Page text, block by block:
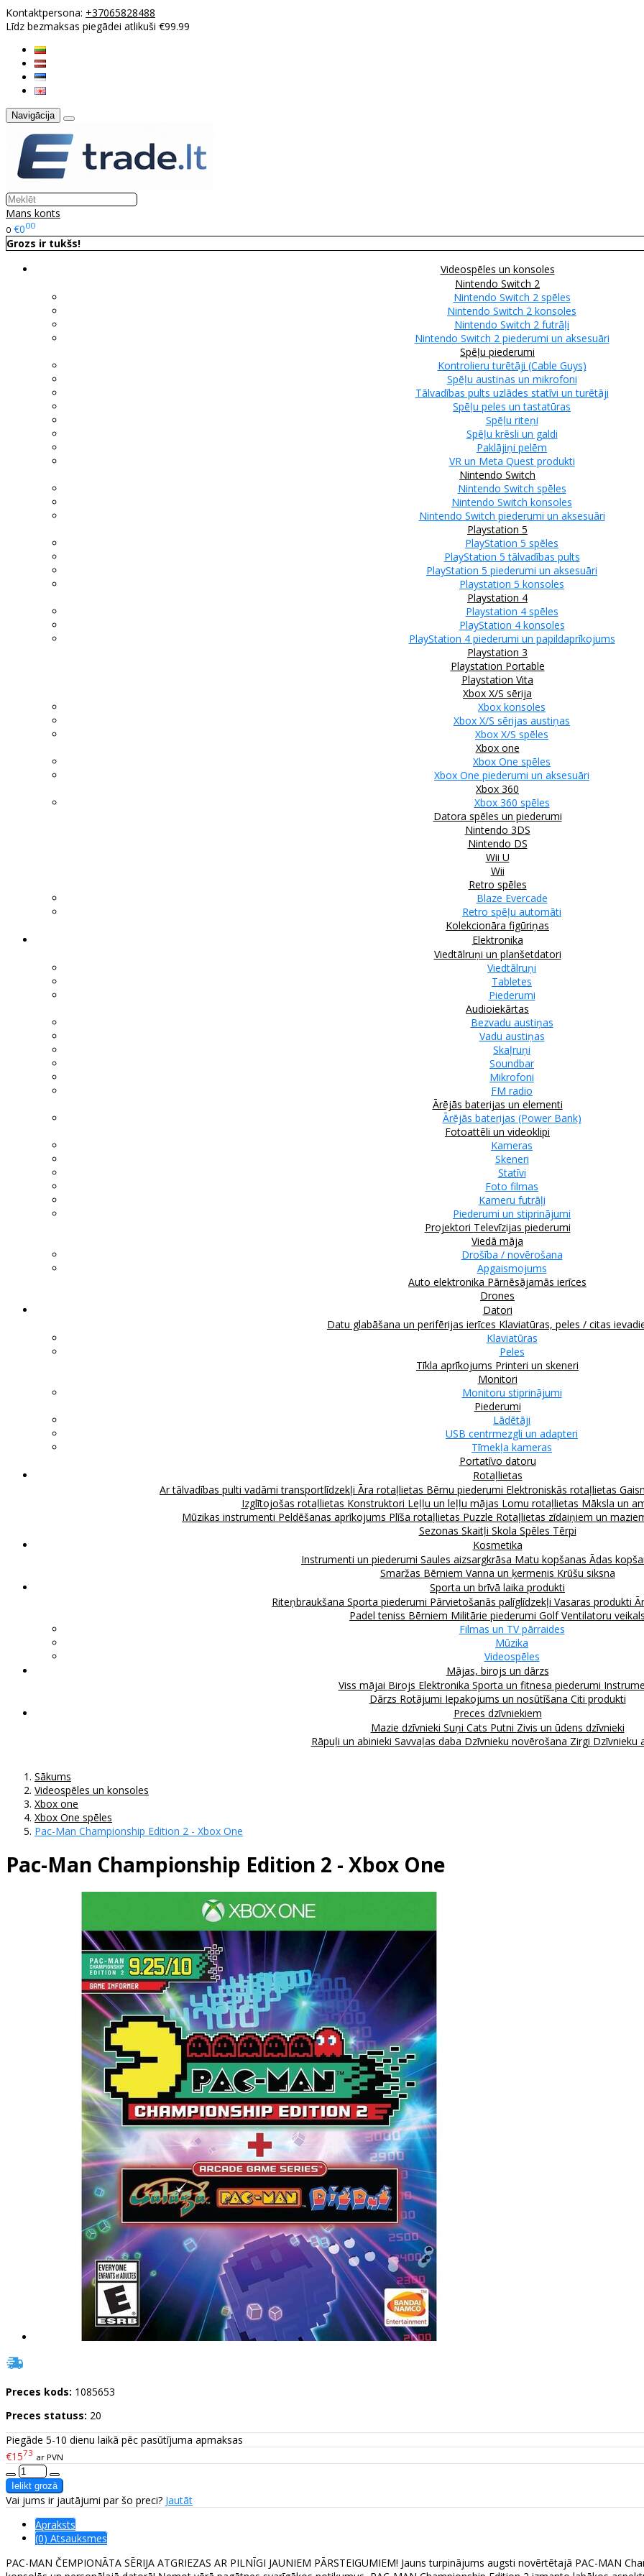
Kontaktpersona: +37065828488
Līdz bezmaksas piegādei atlikuši €99.99
Navigācija
Mans konts
0 €000
Grozs ir tukšs!
Videospēles un konsoles
Nintendo Switch 2
Nintendo Switch 2 spēles
Nintendo Switch 2 konsoles
Nintendo Switch 2 futrāļi
Nintendo Switch 2 piederumi un aksesuāri
Spēļu piederumi
Kontrolieru turētāji (Cable Guys)
Spēļu austiņas un mikrofoni
Tālvadības pults uzlādes statīvi un turētāji
Spēļu peles un tastatūras
Spēļu riteņi
Spēļu krēsli un galdi
Paklājiņi pelēm
VR un Meta Quest produkti
Nintendo Switch
Nintendo Switch spēles
Nintendo Switch konsoles
Nintendo Switch piederumi un aksesuāri
Playstation 5
PlayStation 5 spēles
PlayStation 5 tālvadības pults
PlayStation 5 piederumi un aksesuāri
Playstation 5 konsoles
Playstation 4
Playstation 4 spēles
PlayStation 4 konsoles
PlayStation 4 piederumi un papildaprīkojums
Playstation 3
Playstation Portable
Playstation Vita
Xbox X/S sērija
Xbox konsoles
Xbox X/S sērijas austiņas
Xbox X/S spēles
Xbox one
Xbox One spēles
Xbox One piederumi un aksesuāri
Xbox 360
Xbox 360 spēles
Datora spēles un piederumi
Nintendo 3DS
Nintendo DS
Wii U
Wii
Retro spēles
Blaze Evercade
Retro spēļu automāti
Kolekcionāra figūriņas
Elektronika
Viedtālruņi un planšetdatori
Viedtālruņi
Tabletes
Piederumi
Audioiekārtas
Bezvadu austiņas
Vadu austiņas
Skaļruņi
Soundbar
Mikrofoni
FM radio
Ārējās baterijas un elementi
Ārējās baterijas (Power Bank)
Fotoattēli un videoklipi
Kameras
Skeneri
Statīvi
Foto filmas
Kameru futrāļi
Piederumi un stiprinājumi
Projektori Televīzijas piederumi
Viedā māja
Drošība / novērošana
Apgaismojums
Auto elektronika Pārnēsājamās ierīces
Drones
Datori
Datu glabāšana un perifērijas ierīces Klaviatūras, peles / citas
Klaviatūras
Peles
Tīkla aprīkojums Printeri un skeneri
Monitori
Monitoru stiprinājumi
Piederumi
Lādētāji
USB centrmezgli un adapteri
Tīmekļa kameras
Portatīvo datoru
Rotaļlietas
Ar tālvadības pulti vadāmi transportlīdzekļi Āra rotaļlietas Bērnu piederumi Elektroniskās rotaļlietas
Izglītojošas rotaļlietas Konstruktori Leļļu un leļļu mājas Lomu rotaļlietas Māksla un
Mūzikas instrumenti Peldēšanas aprīkojums Plīša rotaļlietas Puzzle Rotaļlietas zīdaiņiem un
Sezonas Skaitļi Skola Spēles Tērpi
Kosmetika
Instrumenti un piederumi Saules aizsargkrāsa Matu kopšanas Ādas
Smaržas Bērniem Vanna un ķermenis Krūšu siksna
Sporta un brīvā laika produkti
Riteņbraukšana Sporta piederumi Pārvietošanās palīglīdzekļi Vasaras produkti
Padel teniss Bērniem Militārie piederumi GolfVentilatoru veikals
Filmas un TV pārraides
Mūzika
Videospēles
Mājas, birojs un dārzs
Viss mājai Birojs Elektronika Sporta un fitnesa piederumi
Dārzs Rotājumi Iepakojums un nosūtīšana Citi produkti
Preces dzīvniekiem
Mazie dzīvnieki Suņi Cats Putni Zivis un ūdens dzīvnieki
Rāpuļi un abinieki Savvaļas daba Dzīvnieku novērošana Zirgi Dzīvnieku
Sākums
Videospēles un konsoles
Xbox one
Xbox One spēles
Pac-Man Championship Edition 2 - Xbox One
Pac-Man Championship Edition 2 - Xbox One
Preces kods: 1085653
Preces statuss: 20
Piegāde 5-10 dienu laikā pēc pasūtījuma apmaksas
€1573 ar PVN
Vai jums ir jautājumi par šo preci? Jautāt
Apraksts
(0) Atsauksmes
PAC-MAN ČEMPIONĀTA SĒRIJA ATGRIEZAS AR PILNĪGI JAUNIEM PĀRSTEIGUMIEM! Jauns turpinājums augsti novērtētajā PAC-MAN